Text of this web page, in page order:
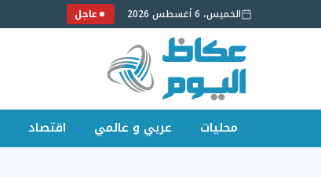
الخميس، 6 أغسطس 2026 عاجل
محليات عربي و عالمي اقتصاد